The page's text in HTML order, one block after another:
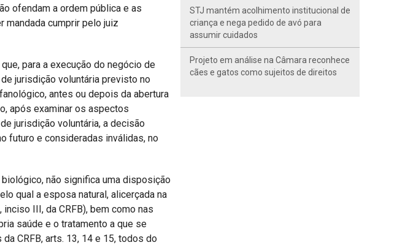
ofendam a ordem pública e as
mandada cumprir pelo juiz
para a execução do negócio de
jurisdição voluntária previsto no
antes ou depois da abertura
após examinar os aspectos
jurisdição voluntária, a decisão
futuro e consideradas inválidas, no
não significa uma disposição
qual a esposa natural, alicerçada na
III, da CRFB), bem como nas
saúde e o tratamento a que se
CRFB, arts. 13, 14 e 15, todos do
STJ mantém acolhimento institucional de
criança e nega pedido de avó para
assumir cuidados
Projeto em análise na Câmara reconhece
cães e gatos como sujeitos de direitos